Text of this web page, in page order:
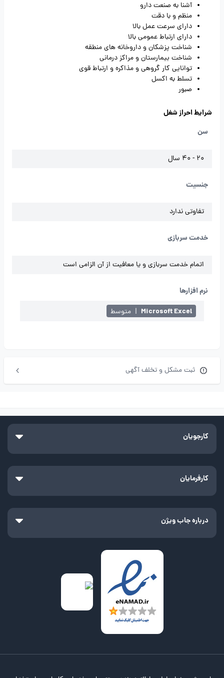
آشنا به صنعت دارو
منظم و با دقت
دارای سرعت عمل بالا
دارای ارتباط عمومی بالا
شناخت پزشکان و داروخانه های منطقه
شناخت بیمارستان و مراکز درمانی
توانایی کار گروهی و مذاکره و ارتباط قوی
تسلط به اکسل
صبور
شرایط احراز شغل
سن
20 - 40 سال
جنسیت
تفاوتی ندارد
خدمت سربازی
اتمام خدمت سربازی و یا معافیت از آن الزامی است
نرم افزارها
Microsoft Excel
| متوسط
ثبت مشکل و تخلف آگهی
کارجویان
کارفرمایان
درباره جاب ویژن